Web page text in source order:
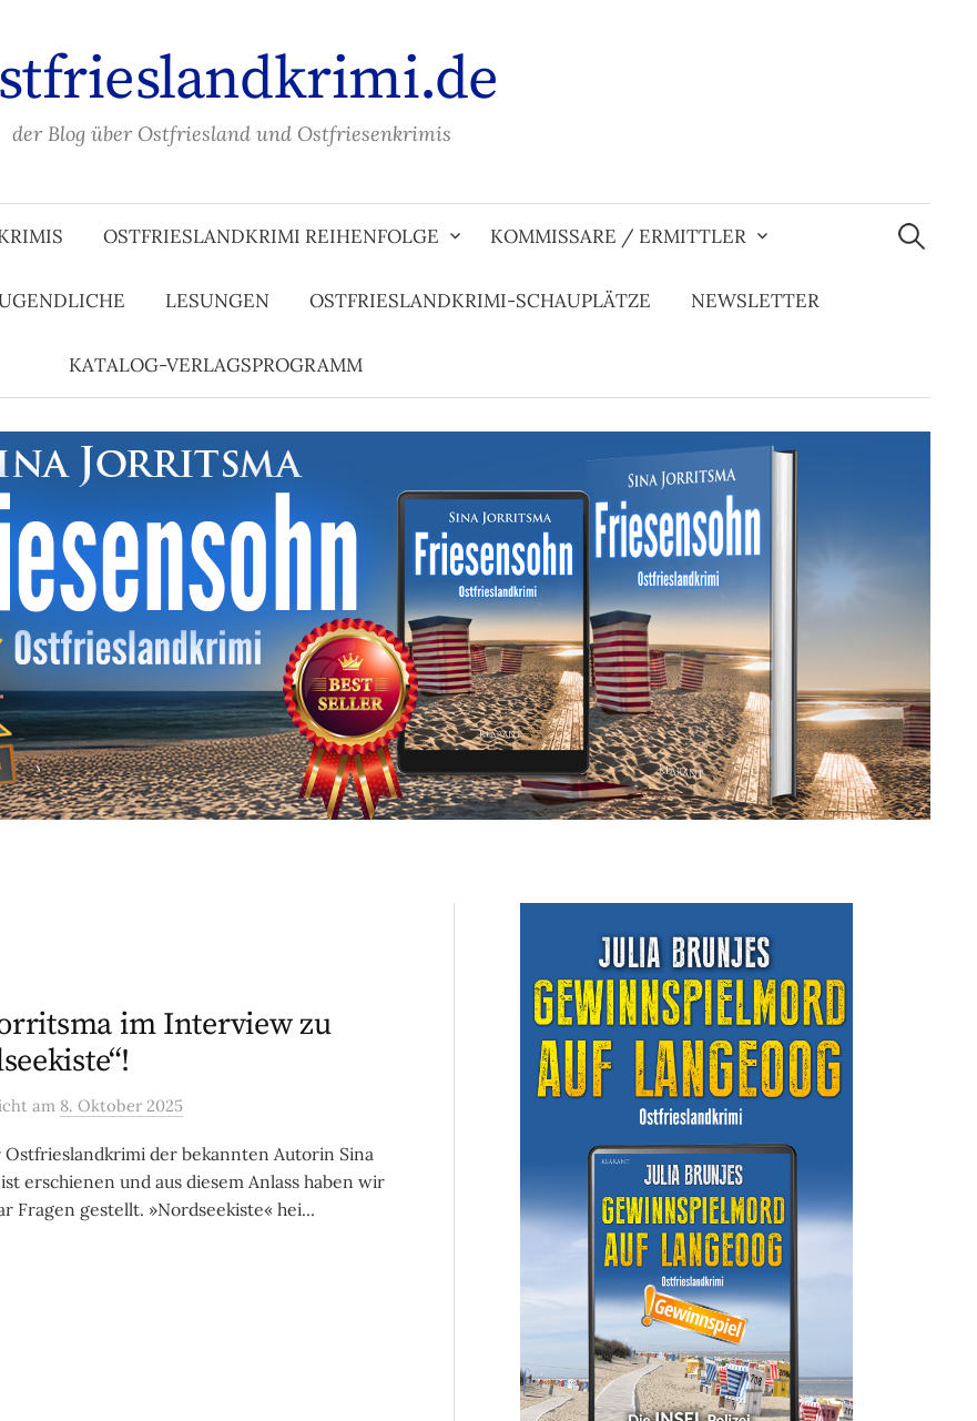
der Blog über Ostfriesland und Ostfriesenkrimis
OSTFRIESLANDKRIMI REIHENFOLGE KOMMISSARE / ERMITTLER
LESUNGEN OSTFRIESLANDKRIMI-SCHAUPLÄTZE NEWSLETTER
KATALOG-VERLAGSPROGRAMM
Suchen
nach:
im Interview zu
am 8. Oktober 2025
Ostfrieslandkrimi der bekannten Autorin Sina
erschienen und aus diesem Anlass haben wir
Fragen gestellt. »Nordseekiste« hei...